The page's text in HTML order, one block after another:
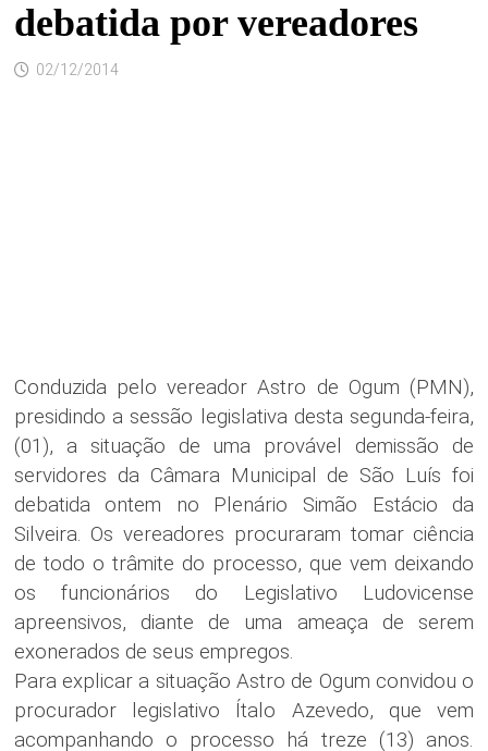
debatida por vereadores
02/12/2014
Conduzida pelo vereador Astro de Ogum (PMN),
presidindo a sessão legislativa desta segunda-feira,
(01), a situação de uma provável demissão de
servidores da Câmara Municipal de São Luís foi
debatida ontem no Plenário Simão Estácio da
Silveira. Os vereadores procuraram tomar ciência
de todo o trâmite do processo, que vem deixando
os funcionários do Legislativo Ludovicense
apreensivos, diante de uma ameaça de serem
exonerados de seus empregos.
Para explicar a situação Astro de Ogum convidou o
procurador legislativo Ítalo Azevedo, que vem
acompanhando o processo há treze (13) anos.